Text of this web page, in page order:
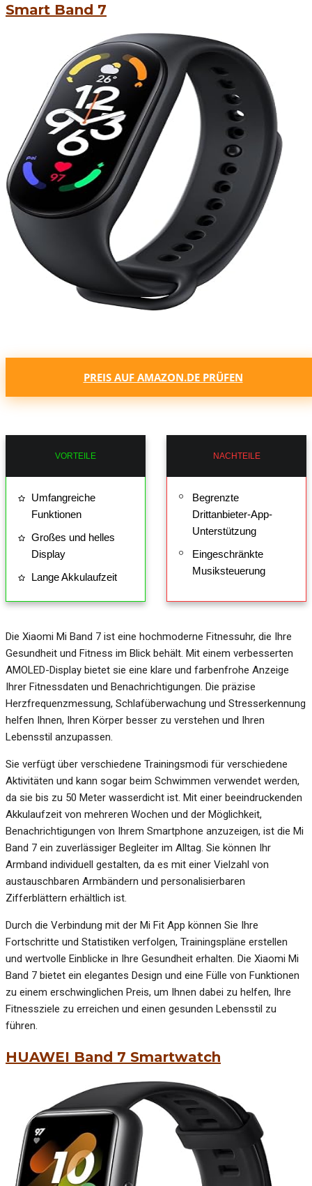
Smart Band 7
PREIS AUF AMAZON.DE PRÜFEN
VORTEILE
Umfangreiche
Funktionen
Großes und helles
Display
Lange Akkulaufzeit
NACHTEILE
Begrenzte
Drittanbieter-App-
Unterstützung
Eingeschränkte
Musiksteuerung
Die Xiaomi Mi Band 7 ist eine hochmoderne Fitnessuhr, die Ihre
Gesundheit und Fitness im Blick behält. Mit einem verbesserten
AMOLED-Display bietet sie eine klare und farbenfrohe Anzeige
Ihrer Fitnessdaten und Benachrichtigungen. Die präzise
Herzfrequenzmessung, Schlafüberwachung und Stresserkennung
helfen Ihnen, Ihren Körper besser zu verstehen und Ihren
Lebensstil anzupassen.
Sie verfügt über verschiedene Trainingsmodi für verschiedene
Aktivitäten und kann sogar beim Schwimmen verwendet werden,
da sie bis zu 50 Meter wasserdicht ist. Mit einer beeindruckenden
Akkulaufzeit von mehreren Wochen und der Möglichkeit,
Benachrichtigungen von Ihrem Smartphone anzuzeigen, ist die Mi
Band 7 ein zuverlässiger Begleiter im Alltag. Sie können Ihr
Armband individuell gestalten, da es mit einer Vielzahl von
austauschbaren Armbändern und personalisierbaren
Zifferblättern erhältlich ist.
Durch die Verbindung mit der Mi Fit App können Sie Ihre
Fortschritte und Statistiken verfolgen, Trainingspläne erstellen
und wertvolle Einblicke in Ihre Gesundheit erhalten. Die Xiaomi Mi
Band 7 bietet ein elegantes Design und eine Fülle von Funktionen
zu einem erschwinglichen Preis, um Ihnen dabei zu helfen, Ihre
Fitnessziele zu erreichen und einen gesunden Lebensstil zu
führen.
HUAWEI Band 7 Smartwatch